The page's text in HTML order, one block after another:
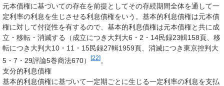
元本債権に基づいての存在を前提としてその存続期間全体を通して一
定利率の利息を生じさせる利息債権をいう。基本的利息債権は元本債
権に対して付従性を有するので、基本的利息債権は元本債権と共に成
立・移転・消滅する（成立につき大判大6・2・14民録23輯158頁、移
転につき大判大10・11・15民録27輯1959頁、消滅につき東京控判大
5・7・29評論5巻商法670）
[22]。
支分的利息債権
基本的利息債権に基づいて一定期ごとに生じる一定利率の利息を支払